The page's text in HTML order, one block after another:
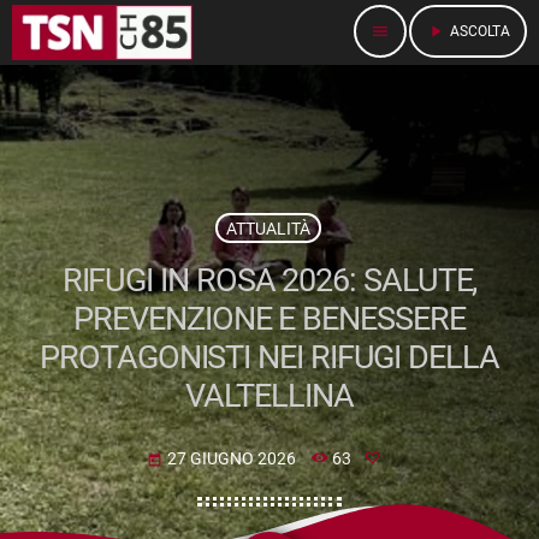
menu play_arrow ASCOLTA
ATTUALITÀ
RIFUGI IN ROSA 2026: SALUTE,
PREVENZIONE E BENESSERE
PROTAGONISTI NEI RIFUGI DELLA
VALTELLINA
today 27 GIUGNO 2026 63